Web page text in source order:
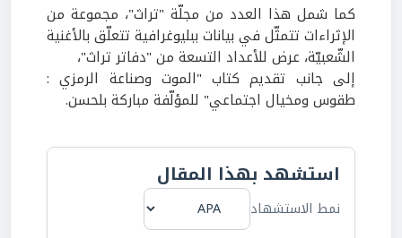
كما شمل هذا العدد من مجلّة "تراث"، مجموعة من
الإثراءات تتمثّل في بيانات ببليوغرافية تتعلّق بالأغنية
الشّعبيّة، عرض للأعداد التسعة من "دفاتر تراث"،
إلى جانب تقديم كتاب "الموت وصناعة الرمزي :
طقوس ومخيال اجتماعي" للمؤلّفة مباركة بلحسن.
استشهد بهذا المقال
نمط الاستشهاد